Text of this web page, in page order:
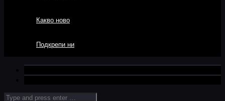
Какво ново
Подкрепи ни